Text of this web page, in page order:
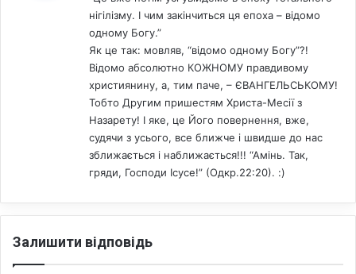
нігілізму. І чим закінчиться ця епоха – відомо
одному Богу.”
Як це так: мовляв, “відомо одному Богу”?!
Відомо абсолютно КОЖНОМУ правдивому
християнину, а, тим паче, – ЄВАНГЕЛЬСЬКОМУ!
Тобто Другим пришестям Христа-Месії з
Назарету! І яке, це Його повернення, вже,
судячи з усього, все ближче і швидше до нас
зближається і наближається!!! “Амінь. Так,
гряди, Господи Ісусе!” (Одкр.22:20). :)
Залишити відповідь